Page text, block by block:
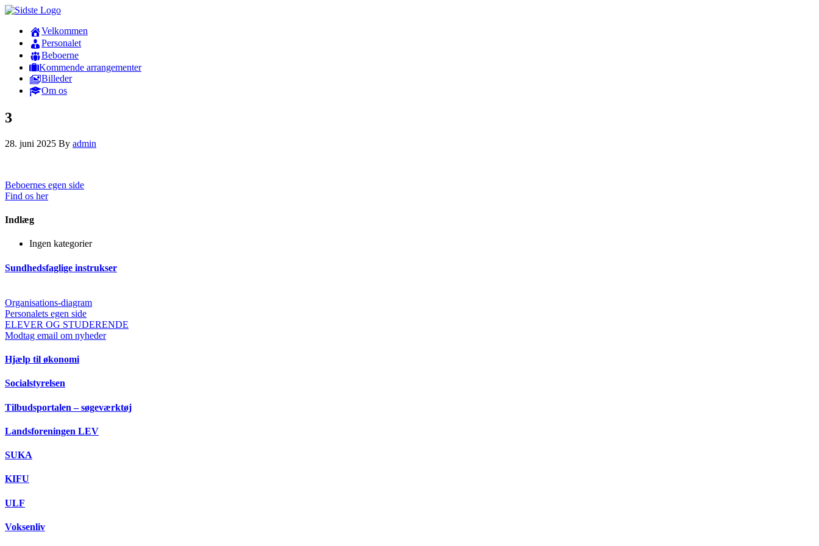
Velkommen
Personalet
Beboerne
Kommende arrangementer
Billeder
Om os
3
28. juni 2025 By admin
Beboernes egen side
Find os her
Indlæg
Ingen kategorier
Sundhedsfaglige instrukser
Organisations-diagram
Personalets egen side
ELEVER OG STUDERENDE
Modtag email om nyheder
Hjælp til økonomi
Socialstyrelsen
Tilbudsportalen – søgeværktøj
Landsforeningen LEV
SUKA
KIFU
ULF
Voksenliv